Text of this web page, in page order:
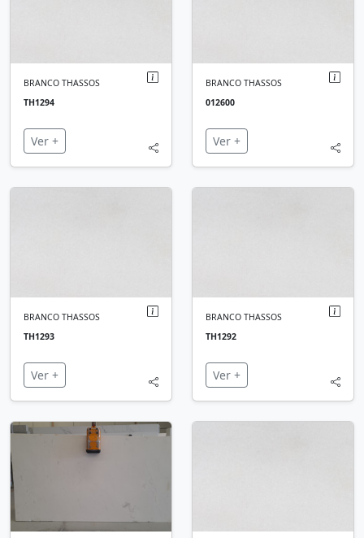
BRANCO THASSOS
TH1294
Ver +
BRANCO THASSOS
012600
Ver +
BRANCO THASSOS
TH1293
Ver +
BRANCO THASSOS
TH1292
Ver +